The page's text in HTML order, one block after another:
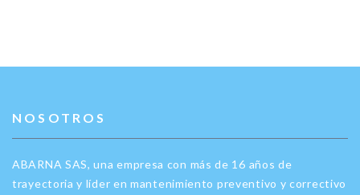
NOSOTROS
ABARNA SAS, una empresa con más de 16 años de
trayectoria y líder en mantenimiento preventivo y correctivo